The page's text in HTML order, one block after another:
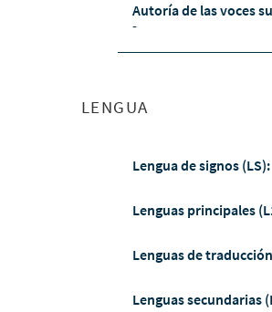
Autoría de las voces
-
LENGUA
Lengua de signos (LS):
Lenguas principales
Lenguas de
Lenguas secundarias